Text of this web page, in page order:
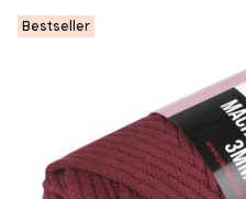
Bestseller